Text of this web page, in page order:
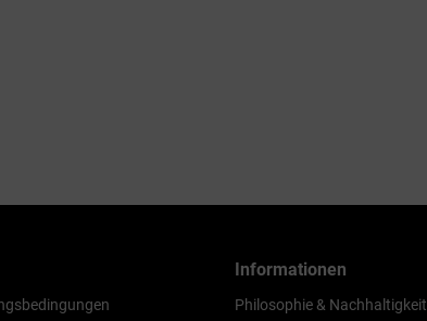
Informationen
Philosophie & Nachhaltigkeit